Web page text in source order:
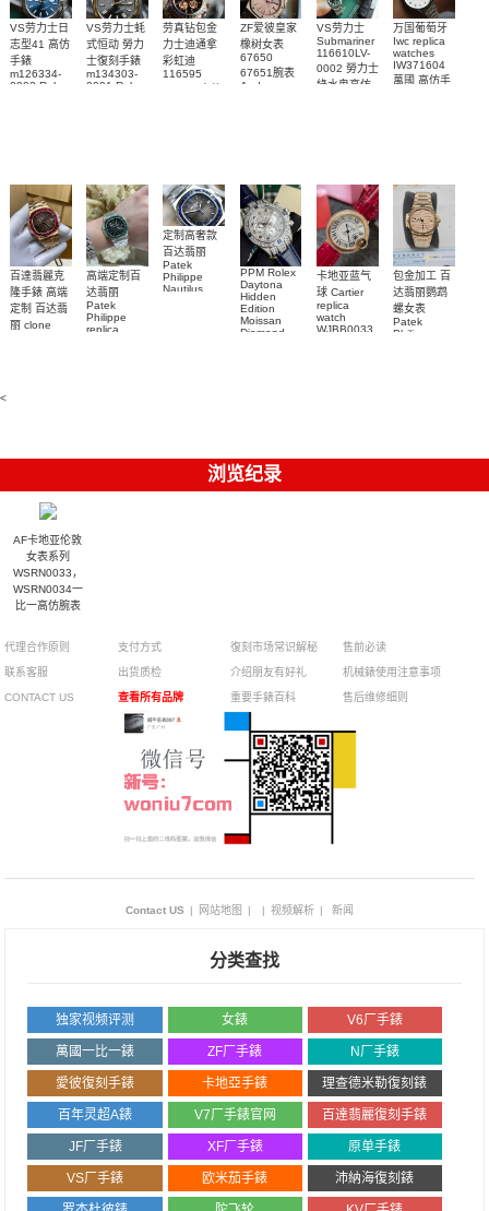
VS劳力士日
志型41 高仿
手錶
m126334-
0002 Rolex
VS劳力士蚝
式恒动 勞力
士復刻手錶
m134303-
0001 Rolex
劳真钻包金
力士迪通拿
彩虹迪
116595
ZF爱彼皇家
橡树女表
67650
67651腕表
Audemars
VS劳力士
Submariner
116610LV-
0002 勞力士
綠水鬼高仿
万国葡萄牙
Iwc replica
watches
IW371604
萬國 高仿手
百達翡麗克
隆手錶 高端
定制 百达翡
丽 clone
高端定制百
达翡丽
Patek
Philippe
replica
定制高奢款
百达翡丽
Patek
Philippe
Nautilus
PPM Rolex
Daytona
Hidden
Edition
Moissan
Diamond
卡地亚蓝气
球 Cartier
replica
watch
WJBB0033
包金加工 百
达翡丽鹦鹉
螺女表
Patek
Philippe
<
浏览纪录
AF卡地亚伦敦
女表系列
WSRN0033，
WSRN0034一
比一高仿腕表
代理合作原则
联系客服
CONTACT US
支付方式
出货质检
查看所有品牌
復刻市场常识解秘
介绍朋友有好礼
重要手錶百科
售前必读
机械錶使用注意事项
售后维修细则
Contact US | 网站地图 | | 视频解析 | 新闻
分类查找
独家视频评测 女錶 V6厂手錶
萬國一比一錶 ZF厂手錶 N厂手錶
愛彼復刻手錶 卡地亞手錶 理查德米勒復刻錶
百年灵超A錶 V7厂手錶官网 百達翡麗復刻手錶
JF厂手錶 XF厂手錶 原单手錶
VS厂手錶 欧米茄手錶 沛納海復刻錶